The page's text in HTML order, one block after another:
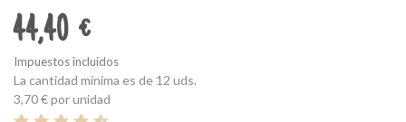
44,40 €
Impuestos incluidos
La cantidad mínima es de 12 uds.
3,70 €por unidad